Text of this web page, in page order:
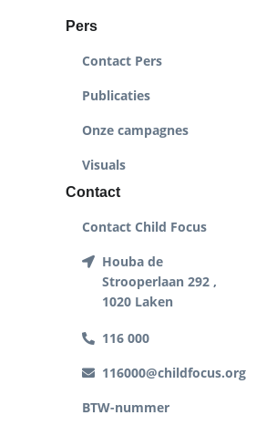
Pers
Contact Pers
Publicaties
Onze campagnes
Visuals
Contact
Contact Child Focus
Houba de
Strooperlaan 292 ,
1020 Laken
116 000
116000@childfocus.org
BTW-nummer